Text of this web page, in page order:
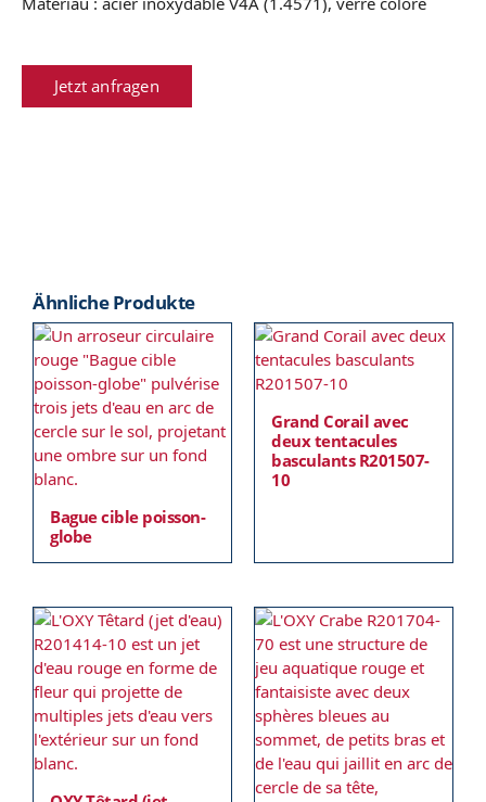
Jetzt anfragen
Ähnliche Produkte
Bague cible poisson-
globe
Grand Corail avec
deux tentacules
basculants R201507-
10